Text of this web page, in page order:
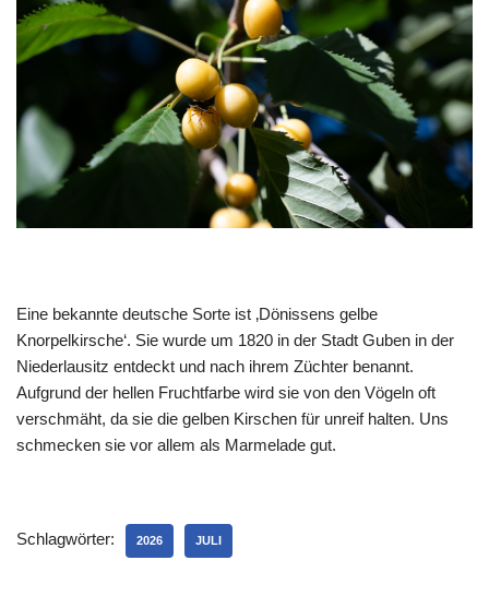
Eine bekannte deutsche Sorte ist ‚Dönissens gelbe
Knorpelkirsche‘. Sie wurde um 1820 in der Stadt Guben in der
Niederlausitz entdeckt und nach ihrem Züchter benannt.
Aufgrund der hellen Fruchtfarbe wird sie von den Vögeln oft
verschmäht, da sie die gelben Kirschen für unreif halten. Uns
schmecken sie vor allem als Marmelade gut.
Schlagwörter: 2026 JULI